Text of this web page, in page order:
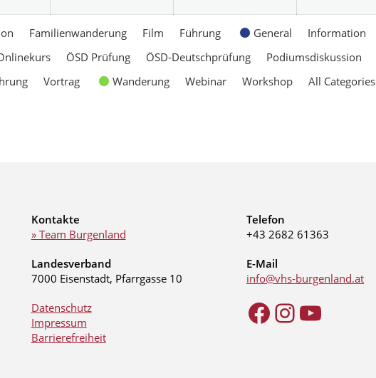
Familienwanderung Film Führung General Information
ÖSD Prüfung ÖSD-Deutschprüfung Podiumsdiskussion
Vortrag Wanderung Webinar Workshop
All Categories
Kontakte
» Team Burgenland
Landesverband
7000 Eisenstadt, Pfarrgasse 10
Datenschutz
Impressum
Barrierefreiheit
Telefon
+43 2682 61363
E-Mail
info@vhs-burgenland.at